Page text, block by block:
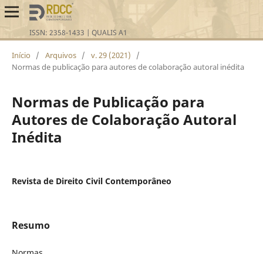
Início / Arquivos / v. 29 (2021)
/
Normas de publicação para autores de colaboração autoral inédita
Normas de Publicação para
Autores de Colaboração Autoral
Inédita
Revista de Direito Civil Contemporâneo
Resumo